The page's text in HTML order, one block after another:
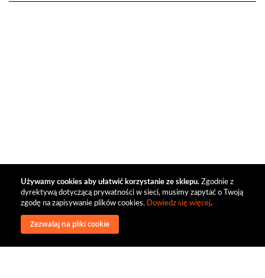
Używamy cookies aby ułatwić korzystanie ze sklepu. Zgodnie z
dyrektywą dotyczącą prywatności w sieci, musimy zapytać o Twoją
zgodę na zapisywanie plików cookies. Dowiedz się więcej.
Zezwalaj na pliki cookie